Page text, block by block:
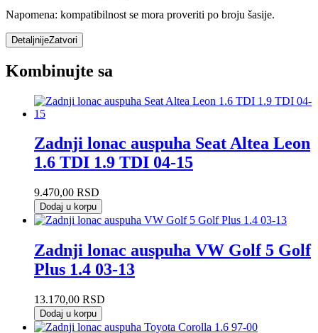
Napomena: kompatibilnost se mora proveriti po broju šasije.
DetaljnijeZatvori
Kombinujte sa
Zadnji lonac auspuha Seat Altea Leon
1.6 TDI 1.9 TDI 04-15
9.470,00 RSD
Dodaj u korpu
Zadnji lonac auspuha VW Golf 5 Golf
Plus 1.4 03-13
13.170,00 RSD
Dodaj u korpu